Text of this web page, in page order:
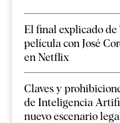
El final explicado de
película con José
en Netflix
Claves y
de Inteligencia
nuevo escenario